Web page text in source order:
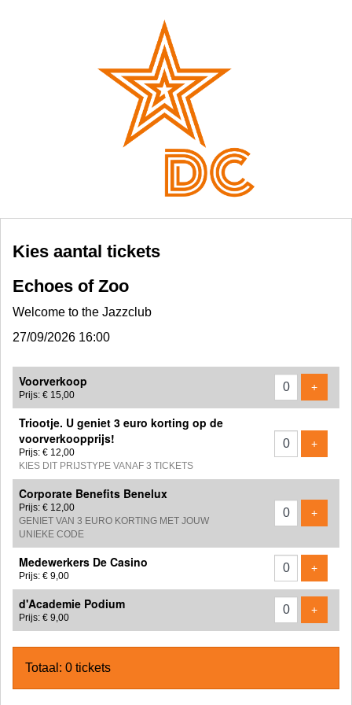
Kies aantal tickets
Echoes of Zoo
Welcome to the Jazzclub
27/09/2026 16:00
Aantal
tickets
Voorverkoop
Prijs: € 15,00
+Voeg
Triootje. U geniet 3 euro korting op de
voorverkoopprijs!
Prijs: € 12,00
KIES DIT PRIJSTYPE VANAF 3 TICKETS
+Voeg
Corporate Benefits Benelux
Prijs: € 12,00
GENIET VAN 3 EURO KORTING MET JOUW
UNIEKE CODE
+Voeg
Medewerkers De Casino
Prijs: € 9,00
+Voeg
d'Academie Podium
Prijs: € 9,00
+Voeg
Totaal: 0 tickets